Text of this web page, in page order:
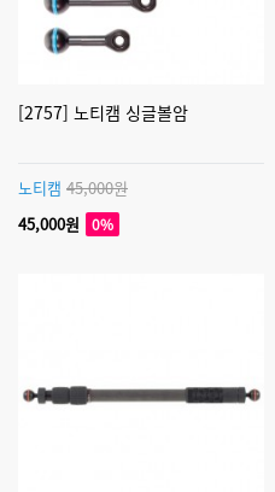
[2757] 노티캠 싱글볼암
노티캠 45,000원
45,000원
0%